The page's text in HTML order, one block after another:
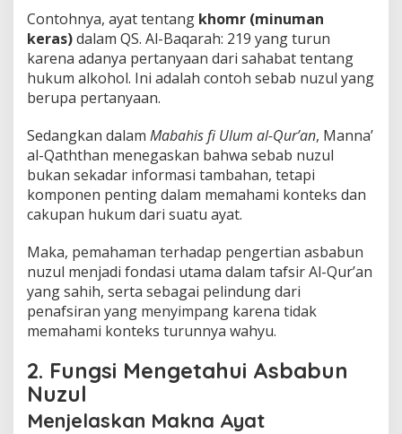
Contohnya, ayat tentang khomr (minuman
keras)dalam QS. Al-Baqarah: 219 yang turun
karena adanya pertanyaan dari sahabat tentang
hukum alkohol. Ini adalah contoh sebab nuzul yang
berupa pertanyaan.
Sedangkan dalam Mabahis fi Ulum al-Qur’an, Manna’
al-Qaththan menegaskan bahwa sebab nuzul
bukan sekadar informasi tambahan, tetapi
komponen penting dalam memahami konteks dan
cakupan hukum dari suatu ayat.
Maka, pemahaman terhadap pengertian asbabun
nuzul menjadi fondasi utama dalam tafsir Al-Qur’an
yang sahih, serta sebagai pelindung dari
penafsiran yang menyimpang karena tidak
memahami konteks turunnya wahyu.
2. Fungsi Mengetahui Asbabun
Nuzul
Menjelaskan Makna Ayat